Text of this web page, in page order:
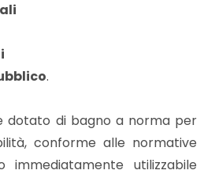
.
dotato di bagno a norma per
conforme alle normative
immediatamente utilizzabile